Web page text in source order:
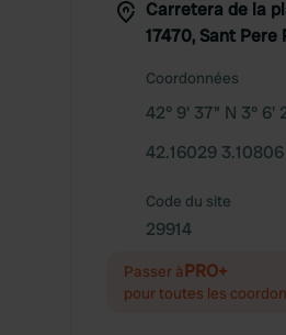
Carretera de la
17470, Sant Pere
Coordonnées
42° 9' 37" N 3° 6'
42.16029 3.10806
Code du site
29914
Passer àPRO+
pour toutes les